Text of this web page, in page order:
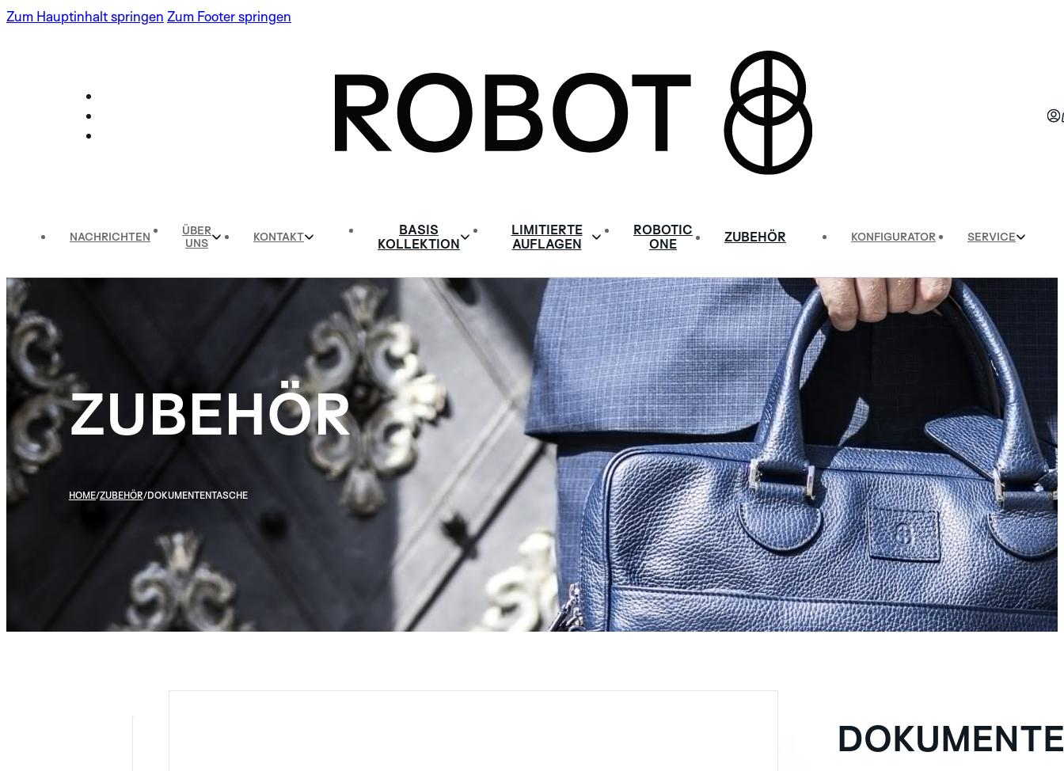
Zum Hauptinhalt springen Zum Footer springen
BASIS
KOLLEKTION
LIMITIERTE
AUFLAGEN
ROBOTIC
ONE
ZUBEHÖR
NACHRICHTEN
ÜBER
UNS
KONTAKT KONFIGURATOR SERVICE
ZUBEHÖR
HOME/ZUBEHÖR/DOKUMENTENTASCHE